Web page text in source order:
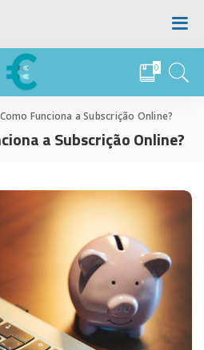
0
Como Funciona a Subscrição Online?
a Subscrição Online?